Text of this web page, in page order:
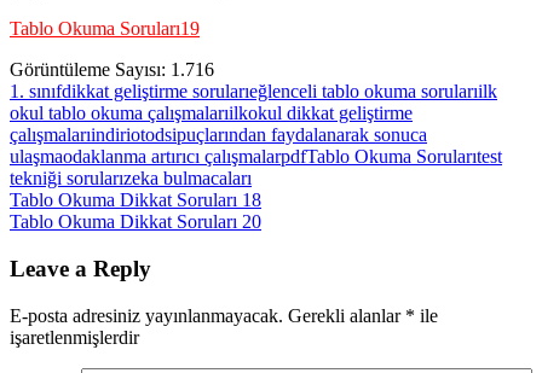
Tablo Okuma Soruları19
Görüntüleme Sayısı: 1.716
1. sınıfdikkat geliştirme sorularıeğlenceli tablo okuma sorularıilk
okul tablo okuma çalışmalarıilkokul dikkat geliştirme
çalışmalarıindiriotodsipuçlarından faydalanarak sonuca
ulaşmaodaklanma artırıcı çalışmalarpdfTablo Okuma Sorularıtest
tekniği sorularızeka bulmacaları
Yazı
gezinmesi
Previous
Post:
Tablo Okuma Dikkat Soruları 18
Next
Tablo Okuma Dikkat Soruları 20
Leave a Reply
E-posta adresiniz yayınlanmayacak. Gerekli alanlar * ile
işaretlenmişlerdir